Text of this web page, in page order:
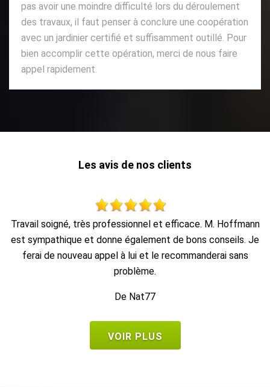
pas avoir une moindre difficulté lors du déroulement
des travaux, il faut penser à conclure une coopération
avec un jardinier certifié et suffisamment outillé. Pour
bien accomplir cette opération, merci de nous faire
appel rapidement.
Les avis de nos clients
Je
Travail propre et rapide, et enlèvement des déchets.
De Seb
VOIR PLUS